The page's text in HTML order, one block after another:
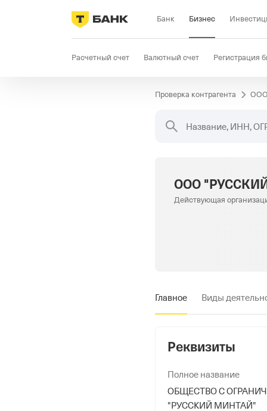
Банк Бизнес
Расчетный счет Валютный счет Регистрация
Продажи Селлер Госзакупки
Проверка контрагента
Название, ИНН,
ООО
Действующая
Главное Виды
Реквизиты
Полное название
ОБЩЕСТВО С
"РУССКИЙ МИНТАЙ"